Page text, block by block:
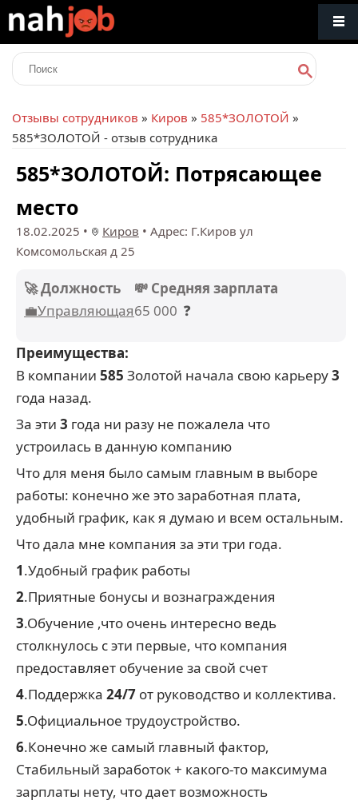
Отзывы сотрудников » Киров » 585*ЗОЛОТОЙ »
585*ЗОЛОТОЙ - отзыв сотрудника
585*ЗОЛОТОЙ: Потрясающее
место
18.02.2025 • Киров • Адрес: Г.Киров ул
Комсомольская д 25
🚀 Должность
💼Управляющая
💸 Средняя зарплата
65 000 ❓
Преимущества:
В компании 585 Золотой начала свою карьеру3
года назад.
За эти 3 года ни разу не пожалела что
устроилась в данную компанию
Что для меня было самым главным в выборе
работы: конечно же это заработная плата,
удобный график, как я думаю и всем остальным.
Что дала мне компания за эти три года.
1.Удобный график работы
2.Приятные бонусы и вознаграждения
3.Обучение ,что очень интересно ведь
столкнулось с эти первые, что компания
предоставляет обучение за свой счет
4.Поддержка 24/7 от руководство и коллектива.
5.Официальное трудоустройство.
6.Конечно же самый главный фактор,
Стабильный заработок + какого-то максимума
зарплаты нету, что дает возможность